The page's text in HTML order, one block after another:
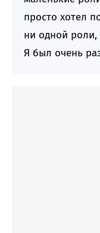
просто хотел
ни одной
Я был очень